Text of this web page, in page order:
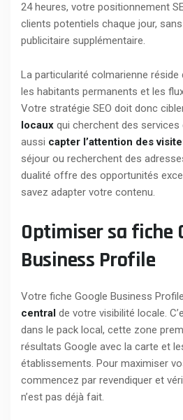
24 heures, votre positionnement
clients potentiels chaque jour,
publicitaire supplémentaire.
La particularité colmarienne réside
les habitants permanents et les
Votre stratégie SEO doit donc
locaux qui cherchent des services
aussi capter l’attention des
séjour ou recherchent des
dualité offre des opportunités
savez adapter votre contenu.
Optimiser sa fiche
Business Profile
Votre fiche Google Business
central de votre visibilité locale.
dans le pack local, cette zone
résultats Google avec la carte et
établissements. Pour maximiser
commencez par revendiquer et
n’est pas déjà fait.